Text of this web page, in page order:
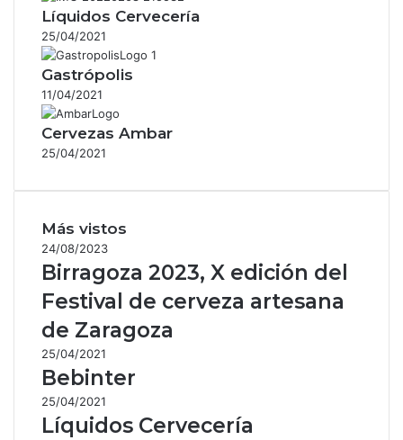
Líquidos Cervecería
25/04/2021
Gastrópolis
11/04/2021
Cervezas Ambar
25/04/2021
Más vistos
24/08/2023
Birragoza 2023, X edición del
Festival de cerveza artesana
de Zaragoza
25/04/2021
Bebinter
25/04/2021
Líquidos Cervecería